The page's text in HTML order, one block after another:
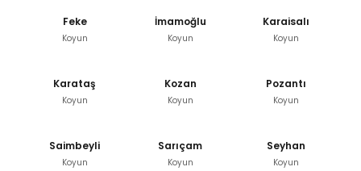
Feke
Koyun
İmamoğlu
Koyun
Karaisalı
Koyun
Karataş
Koyun
Kozan
Koyun
Pozantı
Koyun
Saimbeyli
Koyun
Sarıçam
Koyun
Seyhan
Koyun